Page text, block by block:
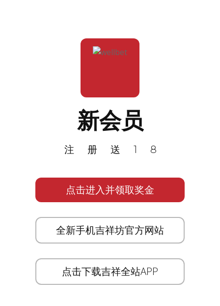
新会员
注册送18
点击进入并领取奖金
全新手机吉祥坊官方网站
点击下载吉祥全站APP